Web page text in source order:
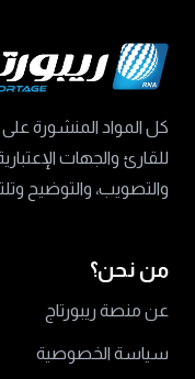
كل المواد المنشورة على
للقارئ والجهات
والتصويب، والتوضيح
من نحن؟
عن منصة ريبورتاج
سياسة الخصوصية